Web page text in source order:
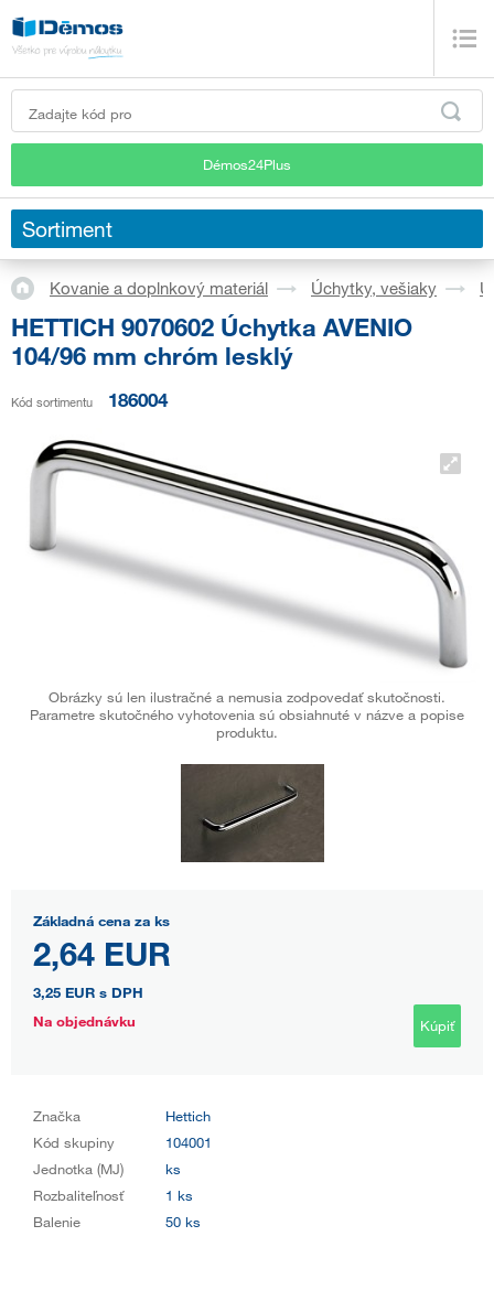
Démos24Plus
Sortiment
Kovanie a doplnkový materiál Úchytky, vešiaky
HETTICH 9070602 Úchytka AVENIO
104/96 mm chróm lesklý
Kód sortimentu 186004
Obrázky sú len ilustračné a nemusia zodpovedať skutočnosti.
Parametre skutočného vyhotovenia sú obsiahnuté v názve a popise
produktu.
Základná cena za ks
2,64 EUR
3,25 EUR s DPH
Na objednávku
Kúpiť
Značka
Hettich
Kód skupiny
104001
Jednotka (MJ)
ks
Rozbaliteľnosť
1 ks
Balenie
50 ks